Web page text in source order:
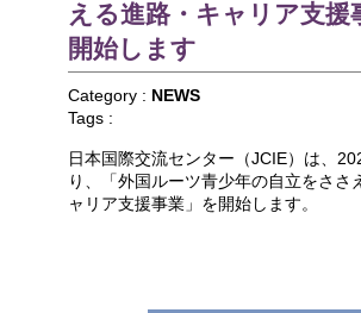
える進路・キャリア支援
開始します
Category : NEWS
Tags :
日本国際交流センター（JCIE）は、
り、「外国ルーツ青少年の自立をささ
ャリア支援事業」を開始します。